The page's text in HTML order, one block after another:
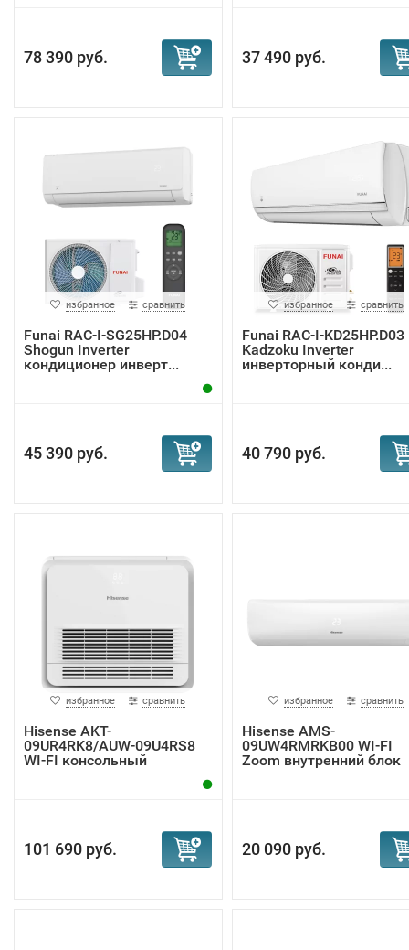
78 390 руб. 37 490 руб.
избранное сравнить
Funai RAC-I-SG25HP.D04
Shogun Inverter
кондиционер инверт...
45 390 руб.
избранное сравнить
Funai RAC-I-KD25HP.D03
Kadzoku Inverter
инверторный конди...
40 790 руб.
избранное сравнить
Hisense AKT-
09UR4RK8/AUW-09U4RS8
WI-FI консольный
101 690 руб.
избранное сравнить
Hisense AMS-
09UW4RMRKB00 WI-FI
Zoom внутренний блок
20 090 руб.